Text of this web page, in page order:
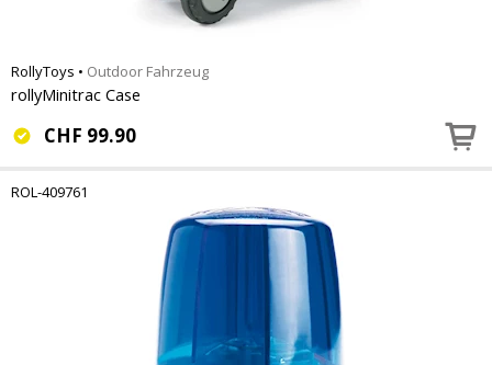
RollyToys • Outdoor Fahrzeug
rollyMinitrac Case
CHF 99.90
ROL-409761